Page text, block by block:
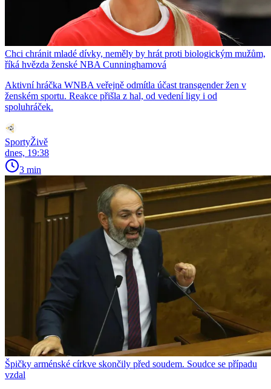
Chci chránit mladé dívky, neměly by hrát proti biologickým mužům,
říká hvězda ženské NBA Cunninghamová
Aktivní hráčka WNBA veřejně odmítla účast transgender žen v
ženském sportu. Reakce přišla z hal, od vedení ligy i od
spoluhráček.
SportyŽivě
dnes, 19:38
3 min
Špičky arménské církve skončily před soudem. Soudce se případu
vzdal